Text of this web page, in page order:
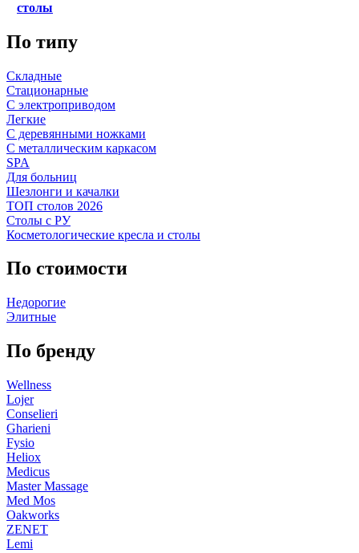
столы
По типу
Складные
Стационарные
С электроприводом
Легкие
С деревянными ножками
С металлическим каркасом
SPA
Для больниц
Шезлонги и качалки
ТОП столов 2026
Столы с РУ
Косметологические кресла и столы
По стоимости
Недорогие
Элитные
По бренду
Wellness
Lojer
Conselieri
Gharieni
Fysio
Heliox
Medicus
Master Massage
Med Mos
Oakworks
ZENET
Lemi